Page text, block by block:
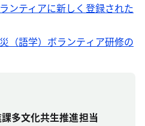
ンティアに新しく登録された
（語学）ボランティア研修の
多文化共生推進担当